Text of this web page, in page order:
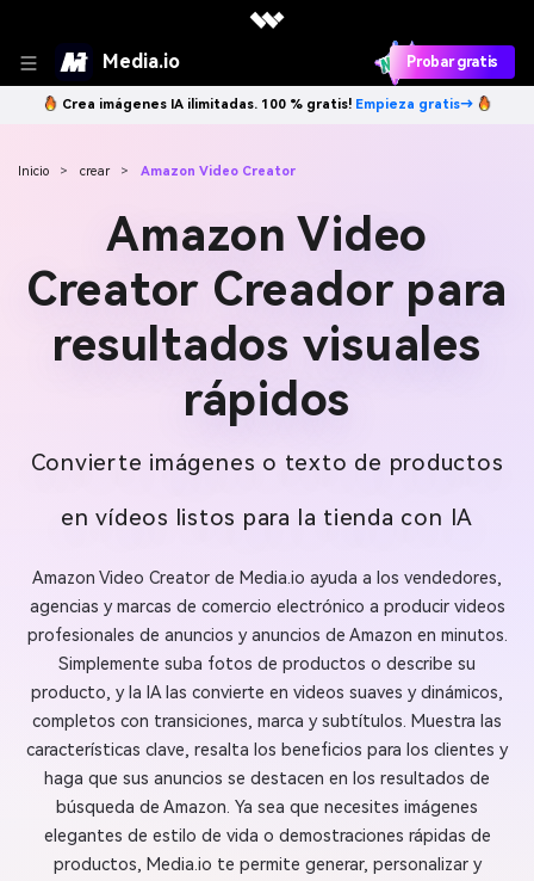
Media.io Probar gratis
Crea imágenes IA ilimitadas. 100 % gratis! Empieza gratis→
Inicio > crear > Amazon Video Creator
Amazon Video
Creator Creador para
resultados visuales
rápidos
Convierte imágenes o texto de productos
en vídeos listos para la tienda con IA
Amazon Video Creator de Media.io ayuda a los vendedores,
agencias y marcas de comercio electrónico a producir videos
profesionales de anuncios y anuncios de Amazon en minutos.
Simplemente suba fotos de productos o describe su
producto, y la IA las convierte en videos suaves y dinámicos,
completos con transiciones, marca y subtítulos. Muestra las
características clave, resalta los beneficios para los clientes y
haga que sus anuncios se destacen en los resultados de
búsqueda de Amazon. Ya sea que necesites imágenes
elegantes de estilo de vida o demostraciones rápidas de
productos, Media.io te permite generar, personalizar y